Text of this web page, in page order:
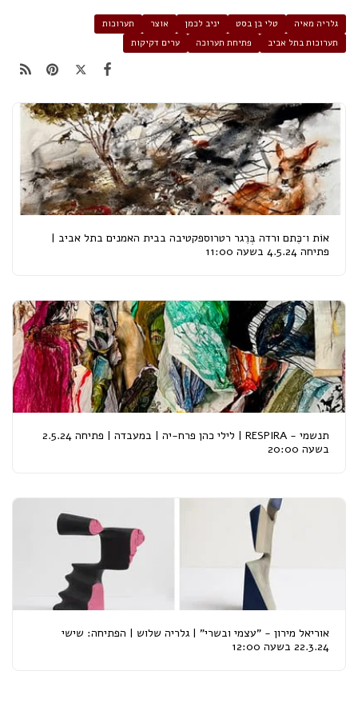
גלריה מאיה טלי בן בסט יניב לכמן אוצר
תערוכות
תערוכות בתל אביב
פתיחת תערוכה ערים דקיקות
אוֹת ו־כֶּתם ורדה בְּרֶגר רטרוספקטיבה בבית האמנים בתל אביב |
פתיחה 4.5.24 בשעה 11:00
תנשמי - RESPIRA | לילי כהן פרח-יה | במעבדה | פתיחה 2.5.24
בשעה 20:00
אוריאל מירון - "עצמי ובשרי" | גלריה שלוש | הפתיחה: שישי
22.3.24 בשעה 12:00